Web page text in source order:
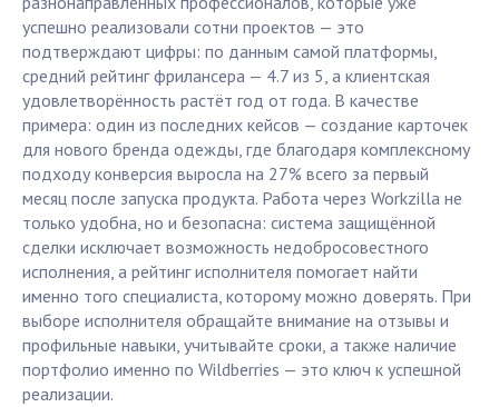
успешно реализовали сотни проектов — это
подтверждают цифры: по данным самой платформы,
средний рейтинг фрилансера — 4.7 из 5, а клиентская
удовлетворённость растёт год от года. В качестве
примера: один из последних кейсов — создание карточек
для нового бренда одежды, где благодаря комплексному
подходу конверсия выросла на 27% всего за первый
месяц после запуска продукта. Работа через Workzilla не
только удобна, но и безопасна: система защищённой
сделки исключает возможность недобросовестного
исполнения, а рейтинг исполнителя помогает найти
именно того специалиста, которому можно доверять. При
выборе исполнителя обращайте внимание на отзывы и
профильные навыки, учитывайте сроки, а также наличие
портфолио именно по Wildberries — это ключ к успешной
реализации.